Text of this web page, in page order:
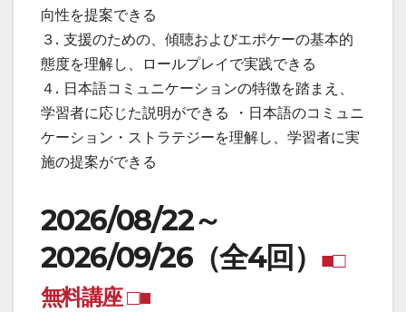
向性を提案できる
３. 支援のための、傾聴およびエポケーの基本的
態度を理解し、ロールプレイで実践できる
４. 日本語コミュニケーションの特徴を踏まえ、
学習者に応じた説明ができる ・日本語のコミュニ
ケーション・ストラテジーを理解し、学習者に実
施の提案ができる
2026/08/22～
2026/09/26（全4回）
■□
無料講座 □■